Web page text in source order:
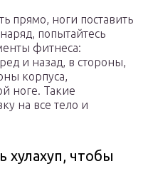
прямо, ноги поставить
попытайтесь
фитнеса:
и назад, в стороны,
корпуса,
ноге. Такие
на все тело и
хулахуп, чтобы